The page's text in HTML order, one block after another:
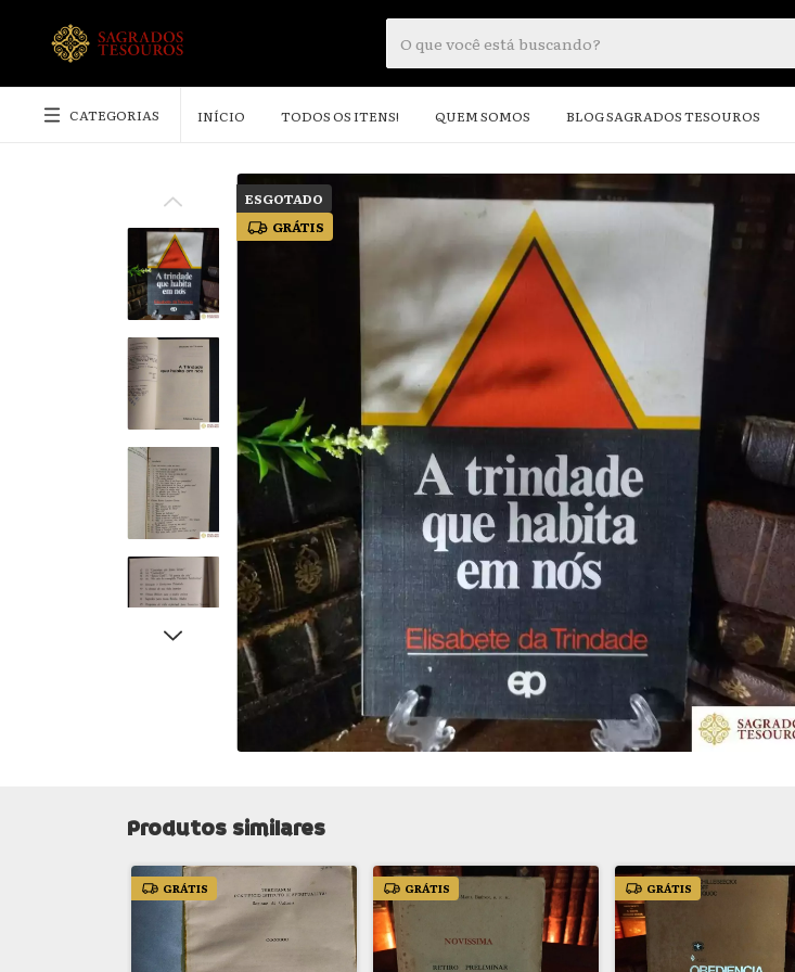
CATEGORIAS INÍCIO TODOS OS ITENS! QUEM SOMOS BLOG SAGRADOS TESOUROS
ESGOTADO
GRÁTIS
Produtos similares
GRÁTIS GRÁTIS GRÁTIS